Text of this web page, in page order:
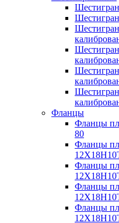
Фланцы
Фланцы
80
Фланцы
Фланцы
Фланцы
Фланцы